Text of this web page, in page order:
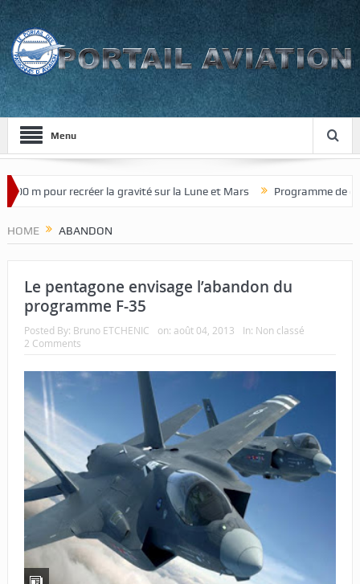
Menu
pour recréer la gravité sur la Lune et Mars Programme de
HOME ABANDON
Le pentagone envisage l’abandon du
programme F-35
Posted By: Bruno ETCHENIC on: août 04, 2013 In: Non classé
2 Comments